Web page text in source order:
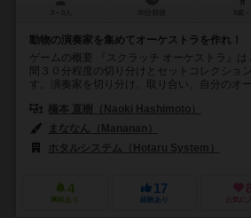
動物の演奏家を集めてオーケストラを作れ！
ゲームの概要 『スクラッチ オーケストラ』
間３０分程度の切り分けとセットコレクショ
す。演奏家を切り分け、取り合い、自分のオ
橋本 直樹（Naoki Hashimoto）
まななん（Mananan）
ホタルシステム（Hotaru System）
4
興味あり
17
経験あり
8
お気に